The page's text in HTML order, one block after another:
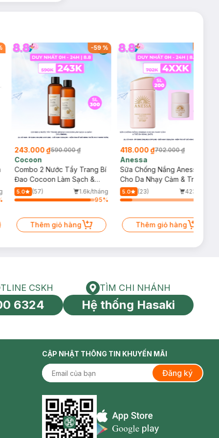
-59%
243.000 ₫590.000 ₫
Cocoon
Combo 2 Nước Tẩy Trang Bí
Đao Cocoon Làm Sạch &
Giảm Dầu 500ml
5.0 (57)
1.6k/tháng
95%
Thêm giỏ hàng
418.000 ₫702.000 ₫
Anessa
Sữa Chống Nắng Anessa
Cho Da Nhạy Cảm & Trẻ Em
60ml (Mới)
5.0 (23)
423/tháng
Thêm giỏ hàng
toàn cầu
HOTLINE CSKH
CSKH
6324
Tìm chi nhánh
TÌM CHI NHÁNH
Hệ thống Hasaki
CẬP NHẬT THÔNG TIN KHUYẾN MÃI
Đăng ký
Appstore icon